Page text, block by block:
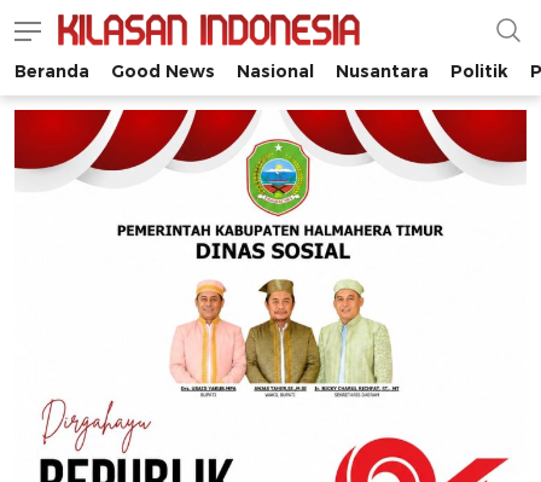
Kilasan Indonesia
Satu-satunya di Indonesia
Beranda Good News Nasional Nusantara Politik